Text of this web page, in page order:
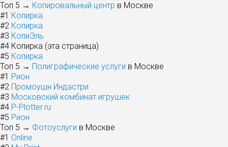
Топ 5 → Копировальный центр в Москве
#1 Копирка
#2 Копирка
#3 КопиЭль
#4 Копирка (эта страница)
#5 Копирка
Топ 5 → Полиграфические услуги в Москве
#1 Рион
#2 Промоушн Индастри
#3 Московский комбинат игрушек
#4 P-Plotter.ru
#5 Рион
Топ 5 → Фотоуслуги в Москве
#1 Online